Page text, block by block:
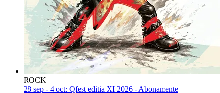
ROCK
28 sep - 4 oct: Qfest editia XI 2026 - Abonamente